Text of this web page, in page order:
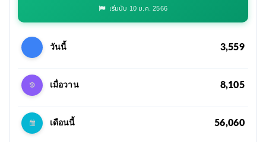
เริ่มนับ 10 ม.ค. 2566
วันนี้ 3,559
เมื่อวาน 8,105
เดือนนี้ 56,060